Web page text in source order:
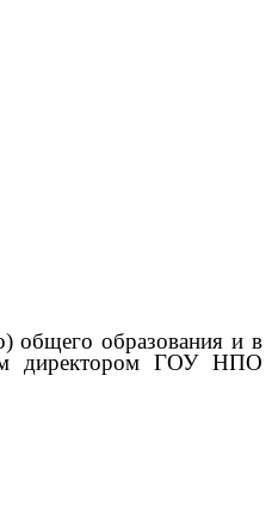
общего образования и в
директором ГОУ НПО